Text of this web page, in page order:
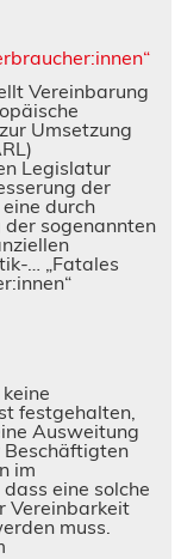
Vereinbarung
Umsetzung
Legislatur
der
durch
sogenannten
… „Fatales
festgehalten,
Ausweitung
im
eine solche
Vereinbarkeit
muss.